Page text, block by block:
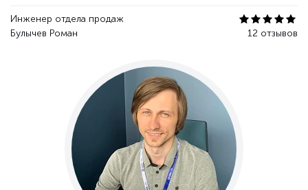
Инженер отдела продаж
Булычев Роман
12 отзывов